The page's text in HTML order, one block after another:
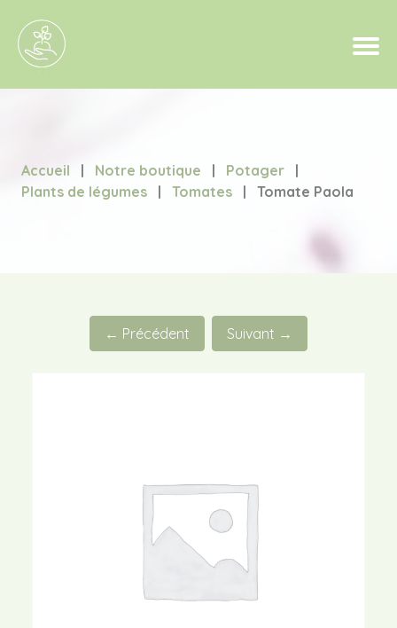
Accueil | Notre boutique | Potager
|
Plants de légumes
| Tomates | Tomate Paola
← Précédent Suivant →